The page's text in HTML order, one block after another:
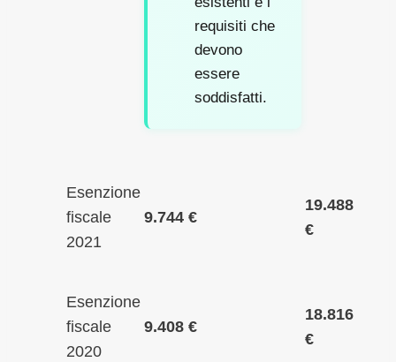
requisiti che
devono
essere
soddisfatti.
Esenzione
fiscale
2021
9.744 €
19.488
€
Esenzione
fiscale
2020
9.408 €
18.816
€